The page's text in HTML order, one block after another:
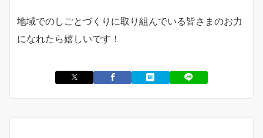
地域でのしごとづくりに取り組んでいる皆さまのお力
になれたら嬉しいです！